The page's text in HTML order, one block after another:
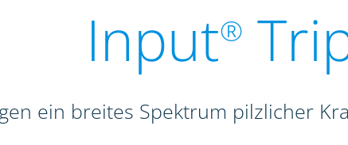
Input®
ein breites Spektrum pilzlicher